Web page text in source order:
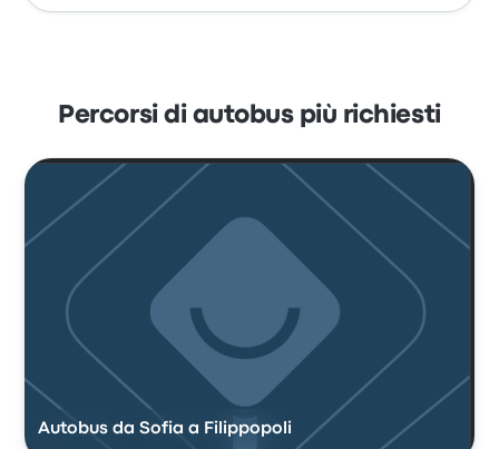
Percorsi di autobus più richiesti
Autobus da Sofia a Filippopoli